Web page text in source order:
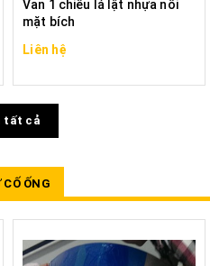
Van 1 chiều lá lật nhựa nối
mặt bích
Liên hệ
tất cả
ỐNG